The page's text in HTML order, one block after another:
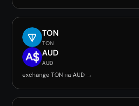
TON
TON
AUD
AUD
exchange TON на AUD →